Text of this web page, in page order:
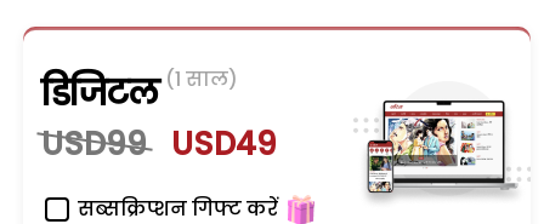
डिजिटल (1 साल)
USD99 USD49
सब्सक्रिप्शन गिफ्ट करें